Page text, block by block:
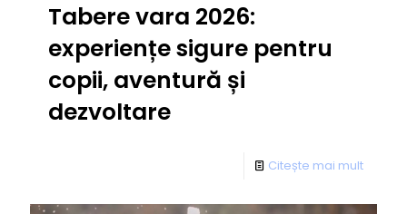
Tabere vara 2026:
experiențe sigure pentru
copii, aventură și
dezvoltare
Citește mai mult